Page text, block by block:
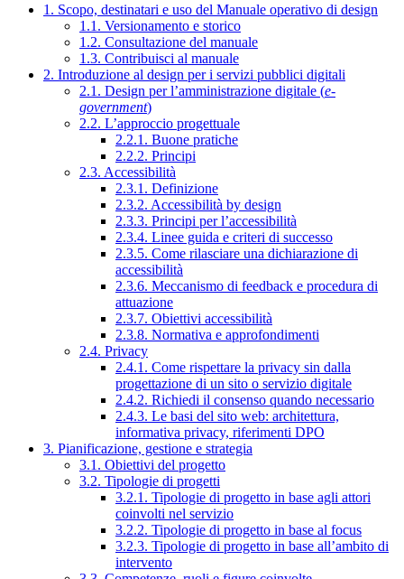
1. Scopo, destinatari e uso del Manuale operativo di design
1.1. Versionamento e storico
1.2. Consultazione del manuale
1.3. Contribuisci al manuale
2. Introduzione al design per i servizi pubblici digitali
2.1. Design per l’amministrazione digitale (e-
government)
2.2. L’approccio progettuale
2.2.1. Buone pratiche
2.2.2. Principi
2.3. Accessibilità
2.3.1. Definizione
2.3.2. Accessibilità by design
2.3.3. Principi per l’accessibilità
2.3.4. Linee guida e criteri di successo
2.3.5. Come rilasciare una dichiarazione di
accessibilità
2.3.6. Meccanismo di feedback e procedura di
attuazione
2.3.7. Obiettivi accessibilità
2.3.8. Normativa e approfondimenti
2.4. Privacy
2.4.1. Come rispettare la privacy sin dalla
progettazione di un sito o servizio digitale
2.4.2. Richiedi il consenso quando necessario
2.4.3. Le basi del sito web: architettura,
informativa privacy, riferimenti DPO
3. Pianificazione, gestione e strategia
3.1. Obiettivi del progetto
3.2. Tipologie di progetti
3.2.1. Tipologie di progetto in base agli attori
coinvolti nel servizio
3.2.2. Tipologie di progetto in base al focus
3.2.3. Tipologie di progetto in base all’ambito di
intervento